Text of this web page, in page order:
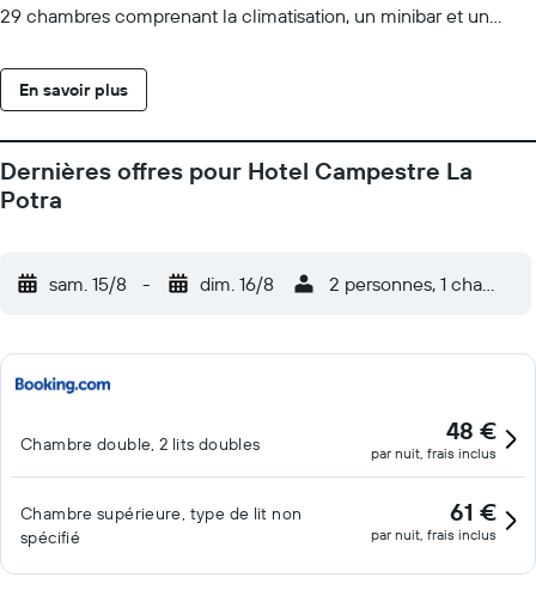
29 chambres comprenant la climatisation, un minibar et un
portable). Une télévision à écran plat 42 pouces donne accès
aux chaînes par satellite. Les salles de bain comprennent une
clients peuvent surfer sur le Web grâce à l'accès gratuit à
Internet sans fil (vitesse: 50 Mbit/s ou plus).Des bureaux et un
demande. Un service de ménage est fourni tous les jours.
sur place ou à proximité. Ces activités peuvent faire l'objet de
frais supplémentaires.
En savoir plus
Dernières offres pour Hotel Campestre La
Potra
sam. 15/8 - dim. 16/8 2 personnes, 1 chambre
Chambre double, 2 lits doubles 48 €
par nuit, frais inclus
Chambre supérieure, type de lit non
spécifié
61 €
par nuit, frais inclus